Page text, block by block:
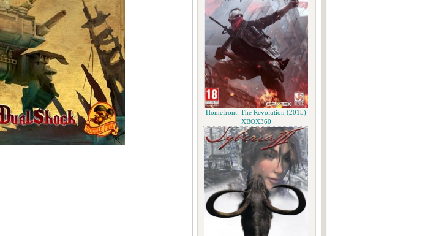
Homefront: The Revolution (2015)
XBOX360